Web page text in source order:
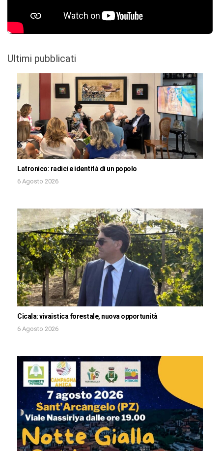
Ultimi pubblicati
Latronico: radici e identità di un popolo
6 Agosto 2026
Cicala: vivaistica forestale, nuova opportunità
6 Agosto 2026